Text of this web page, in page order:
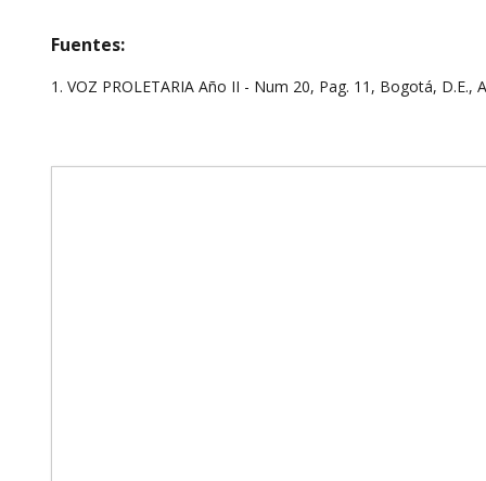
Fuentes:
1. VOZ PROLETARIA Año II - Num 20, Pag. 11, Bogotá, D.E.,